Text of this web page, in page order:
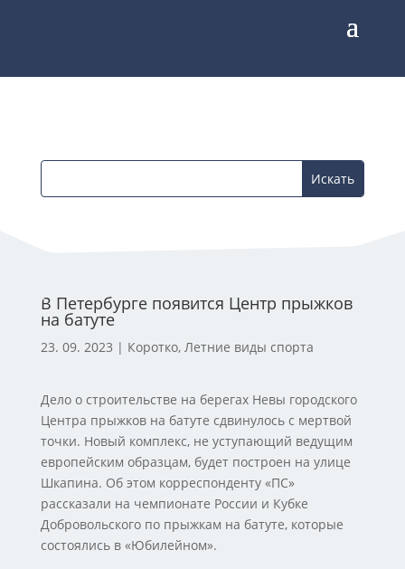
В Петербурге появится Центр прыжков
на батуте
23. 09. 2023 | Коротко, Летние виды спорта
Дело о строительстве на берегах Невы городского
Центра прыжков на батуте сдвинулось с мертвой
точки. Новый комплекс, не уступающий ведущим
европейским образцам, будет построен на улице
Шкапина. Об этом корреспонденту «ПС»
рассказали на чемпионате России и Кубке
Добровольского по прыжкам на батуте, которые
состоялись в «Юбилейном».